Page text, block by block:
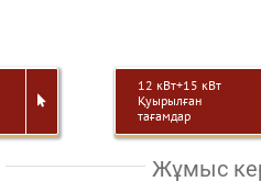
12 кВт+15 кВт
Қуырылған
тағамдар
Жұмыс